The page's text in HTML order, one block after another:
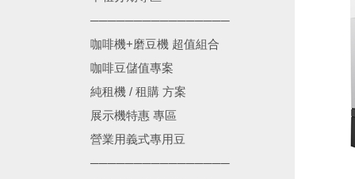
────────────────
咖啡機+磨豆機 超值組合
咖啡豆儲值專案
純租機 / 租購 方案
展示機特惠 專區
營業用義式專用豆
────────────────